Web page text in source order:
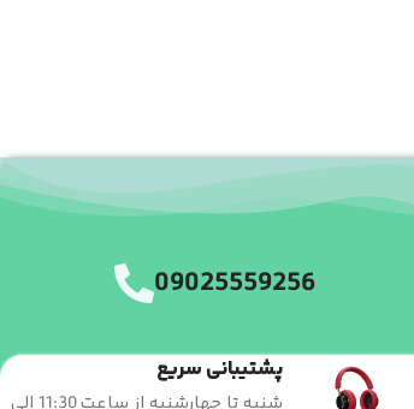
09025559256
پشتیبانی سریع
شنبه تا چهارشنبه از ساعت 11:30 الی